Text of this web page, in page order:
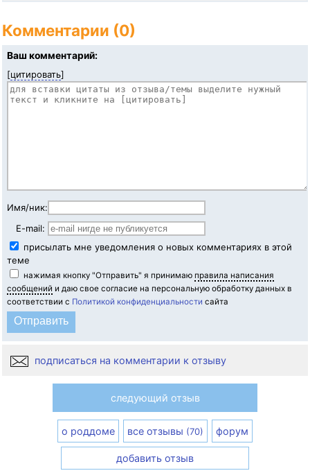
Комментарии (0)
Ваш комментарий:
[цитировать]
Имя/ник:
E-mail:
присылать мне уведомления о новых комментариях в этой
теме
нажимая кнопку "Отправить" я принимаю правила написания
сообщений и даю свое согласие на персональную обработку данных в
соответствии с Политикой конфиденциальности сайта
подписаться на комментарии к отзыву
следующий отзыв
о роддоме все отзывы (70) форум
добавить отзыв